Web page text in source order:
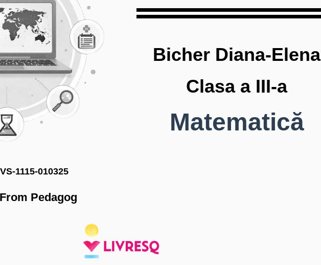
1115-010325
Pedagog
Bicher Diana-Elena
Clasa a III-a
Matematică